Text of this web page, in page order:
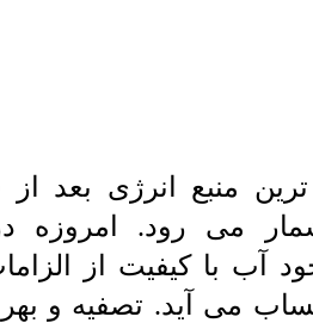
منبع انرژی بعد از
می رود. امروزه
آب با کیفیت از
می آید. تصفیه و